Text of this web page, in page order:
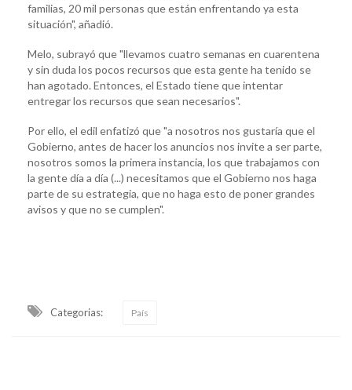
familias, 20 mil personas que están enfrentando ya esta
situación", añadió.
Melo, subrayó que "llevamos cuatro semanas en cuarentena
y sin duda los pocos recursos que esta gente ha tenido se
han agotado. Entonces, el Estado tiene que intentar
entregar los recursos que sean necesarios".
Por ello, el edil enfatizó que "a nosotros nos gustaría que el
Gobierno, antes de hacer los anuncios nos invite a ser parte,
nosotros somos la primera instancia, los que trabajamos con
la gente día a día (...) necesitamos que el Gobierno nos haga
parte de su estrategia, que no haga esto de poner grandes
avisos y que no se cumplen".
Categorias: País